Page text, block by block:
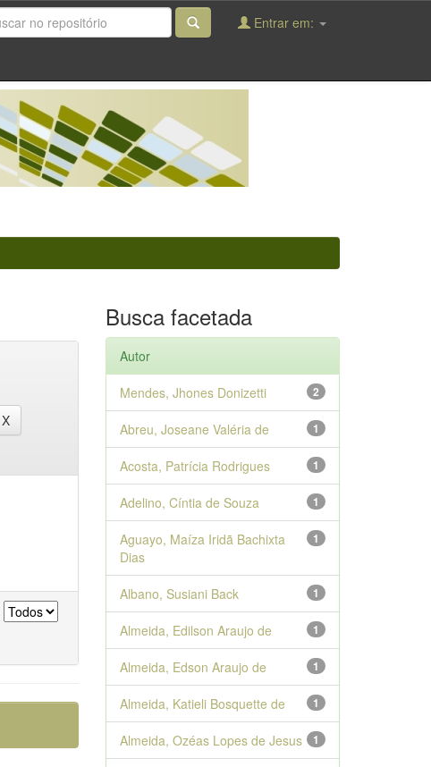
Entrar em:
Busca facetada
Autor
2
Mendes, Jhones Donizetti
1
Abreu, Joseane Valéria de
1
Acosta, Patrícia Rodrigues
1
Adelino, Cíntia de Souza
1
Aguayo, Maíza Iridã Bachixta
Dias
1
Albano, Susiani Back
1
Almeida, Edilson Araujo de
1
Almeida, Edson Araujo de
1
Almeida, Katieli Bosquette de
1
Almeida, Ozéas Lopes de Jesus